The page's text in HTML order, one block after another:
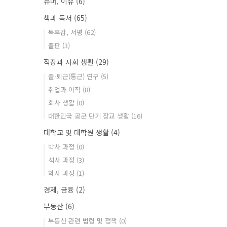
책과 독서 (65)
독후감, 서평 (62)
출판 (3)
직장과 사회 생활 (29)
출·퇴근(통근) 연구 (5)
취업과 이직 (8)
회사 생활 (0)
대한민국 공군 단기 장교 생활 (16)
대학교 및 대학원 생활 (4)
박사 과정 (0)
석사 과정 (3)
학사 과정 (1)
경제, 금융 (2)
부동산 (6)
부동산 관련 법령 및 정책 (0)